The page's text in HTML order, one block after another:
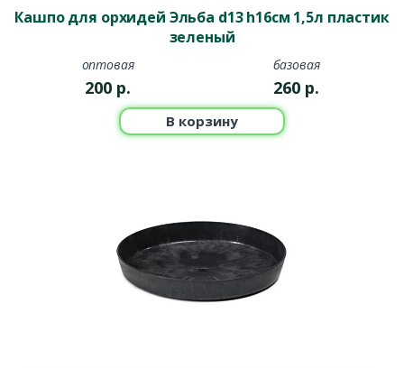
Кашпо для орхидей Эльба d13 h16см 1,5л пластик
зеленый
оптовая
200 р.
базовая
260 р.
В корзину